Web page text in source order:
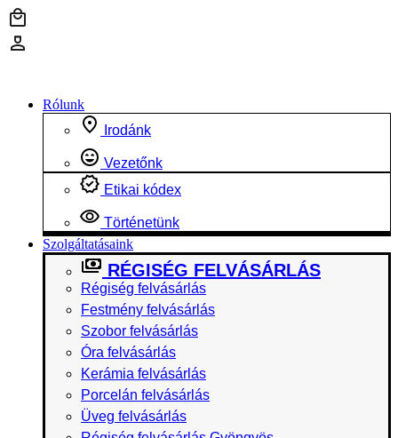
Ugrás
a
tartalomhoz
Rólunk
Irodánk
Vezetőnk
Etikai kódex
Történetünk
Szolgáltatásaink
RÉGISÉG FELVÁSÁRLÁS
Régiség felvásárlás
Festmény felvásárlás
Szobor felvásárlás
Óra felvásárlás
Kerámia felvásárlás
Porcelán felvásárlás
Üveg felvásárlás